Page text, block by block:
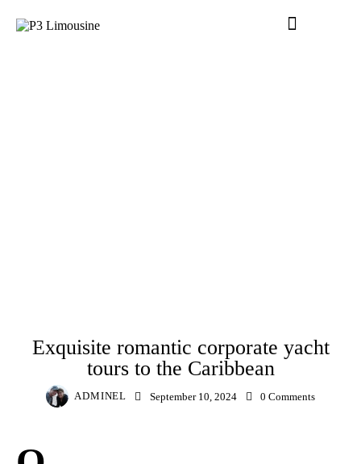
Exquisite romantic corporate yacht
tours to the Caribbean
ADMINEL September 10, 2024 0 Comments